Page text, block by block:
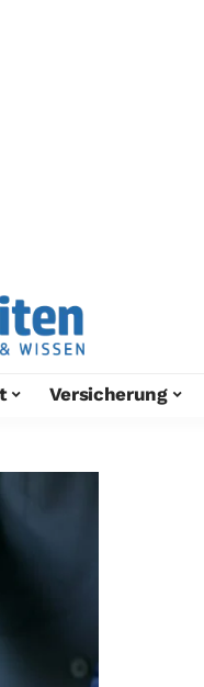
Versicherung